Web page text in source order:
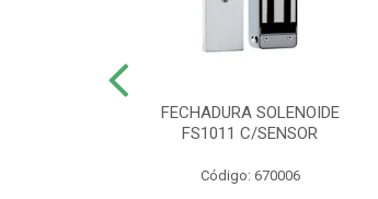
FECHADURA SOLENOIDE
FS1011 C/SENSOR
Código: 670006